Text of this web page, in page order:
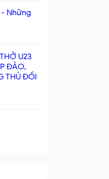
- Những
U23
ĐẢO,
THỦ ĐỐI